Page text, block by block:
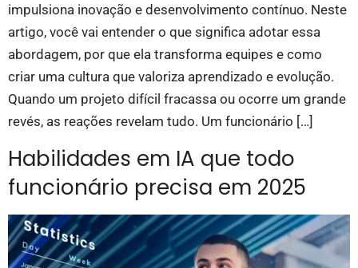
impulsiona inovação e desenvolvimento contínuo. Neste
artigo, você vai entender o que significa adotar essa
abordagem, por que ela transforma equipes e como
criar uma cultura que valoriza aprendizado e evolução.
Quando um projeto difícil fracassa ou ocorre um grande
revés, as reações revelam tudo. Um funcionário […]
Habilidades em IA que todo
funcionário precisa em 2025